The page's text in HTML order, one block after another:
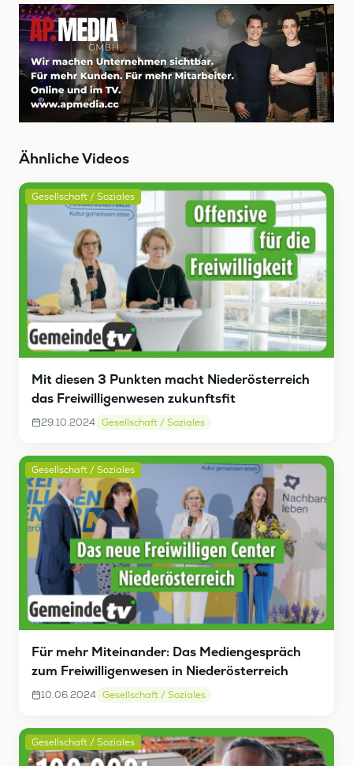
Ähnliche Videos
Gesellschaft / Soziales
Mit diesen 3 Punkten macht Niederösterreich
das Freiwilligenwesen zukunftsfit
29.10.2024 Gesellschaft / Soziales
Gesellschaft / Soziales
Für mehr Miteinander: Das Mediengespräch
zum Freiwilligenwesen in Niederösterreich
10.06.2024 Gesellschaft / Soziales
Gesellschaft / Soziales